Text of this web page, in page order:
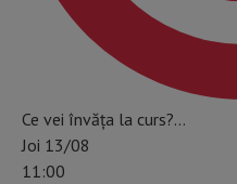
Ce vei învăța la curs?…
Joi 13/08
11:00